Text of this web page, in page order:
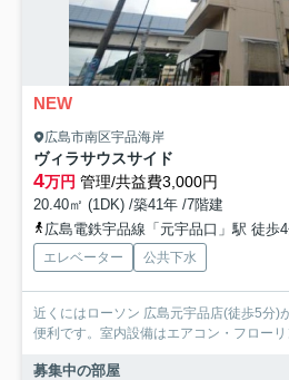
NEW
広島市南区宇品海岸
ヴィラサウスサイド
4万円 管理/共益費3,000円
20.40㎡ (1DK) /築41年 /7階建
広島電鉄宇品線「元宇品口」駅 徒歩
エレベーター 公共下水
近くにはローソン 広島元宇品店(徒歩5分)
便利です。室内設備はエアコン・フロー
募集中の部屋